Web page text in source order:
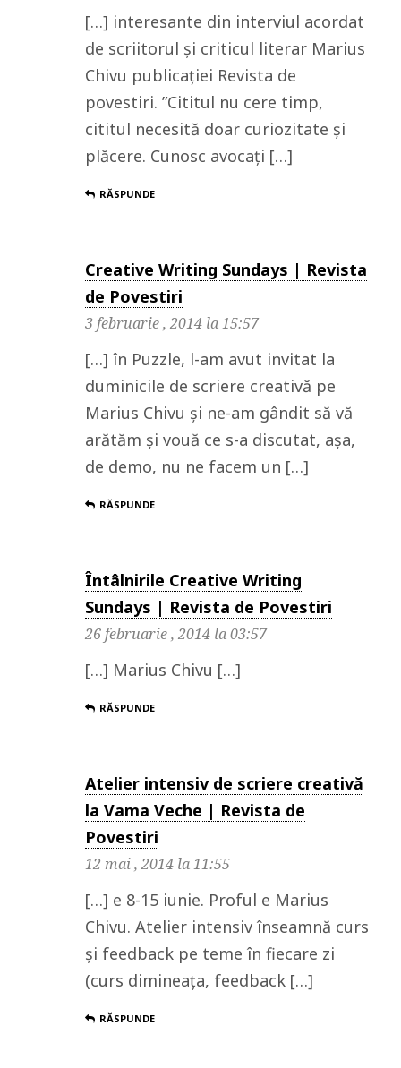
[…] interesante din interviul acordat
de scriitorul și criticul literar Marius
Chivu publicației Revista de
povestiri. ”Cititul nu cere timp,
cititul necesită doar curiozitate şi
plăcere. Cunosc avocaţi […]
RĂSPUNDE
Creative Writing Sundays | Revista
de Povestiri
3 februarie , 2014 la 15:57
[…] în Puzzle, l-am avut invitat la
duminicile de scriere creativă pe
Marius Chivu și ne-am gândit să vă
arătăm și vouă ce s-a discutat, așa,
de demo, nu ne facem un […]
RĂSPUNDE
Întâlnirile Creative Writing
Sundays | Revista de Povestiri
26 februarie , 2014 la 03:57
[…] Marius Chivu […]
RĂSPUNDE
Atelier intensiv de scriere creativă
la Vama Veche | Revista de
Povestiri
12 mai , 2014 la 11:55
[…] e 8-15 iunie. Proful e Marius
Chivu. Atelier intensiv înseamnă curs
și feedback pe teme în fiecare zi
(curs dimineața, feedback […]
RĂSPUNDE